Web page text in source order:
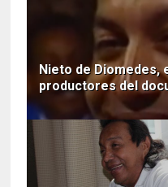
Nieto de Diomedes,
productores del